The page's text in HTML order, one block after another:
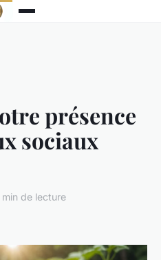
présence
sociaux
de lecture